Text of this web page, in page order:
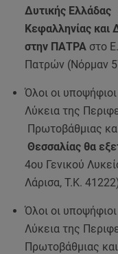
Δυτικής
Κεφαλληνίας και
στην ΠΑΤΡΑ στο
Πατρών (Νόρμαν
Όλοι οι
Λύκεια της
Πρωτοβάθμιας
Θεσσαλίας θα
4ου Γενικού
Λάρισα, Τ.Κ.
Όλοι οι
Λύκεια της
Πρωτοβάθμιας